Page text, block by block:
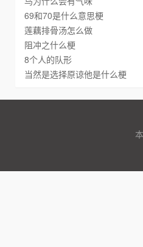
69和70是什么意思梗
莲藕排骨汤怎么做
阻冲之什么梗
8个人的队形
当然是选择原谅他是什么梗